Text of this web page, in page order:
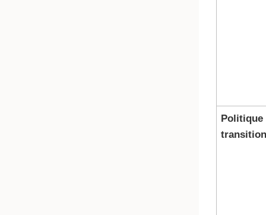
Politique
transition